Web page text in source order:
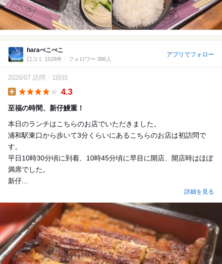
haraぺこぺこ
口コミ 1528件 フォロワー 386人
アプリでフォロー
2026/07 訪問 1回目
4.3
至福の時間、新仔鰻重！
本日のランチはこちらのお店でいただきました。
浦和駅東口から歩いて3分くらいにあるこちらのお店は初訪問で
す。
平日10時30分頃に到着、10時45分頃に早目に開店、開店時はほぼ
満席でした。
新仔...
詳細を見る